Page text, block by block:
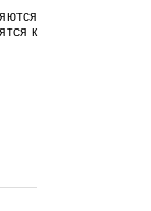
к